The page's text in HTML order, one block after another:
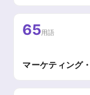
65用語
マーケティング